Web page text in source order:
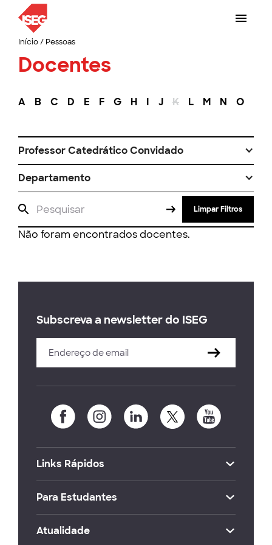
Início/ Pessoas
Docentes
A B C D E F G H I J K L M N O
Professor Catedrático Convidado
Departamento
Limpar Filtros
Não foram encontrados docentes.
Subscreva a newsletter do ISEG
Links Rápidos
Para Estudantes
Atualidade